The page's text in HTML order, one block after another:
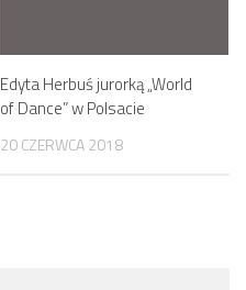
Edyta Herbuś jurorką „World
of Dance” w Polsacie
20 CZERWCA 2018